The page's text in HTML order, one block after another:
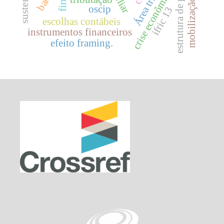
crise econômica
instrumentos financeiros
oscip ifric 13
escolhas contábeis
efeito framing.